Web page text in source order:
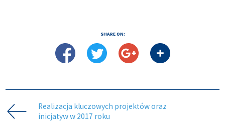
SHARE ON:
Realizacja kluczowych projektów oraz
inicjatyw w 2017 roku